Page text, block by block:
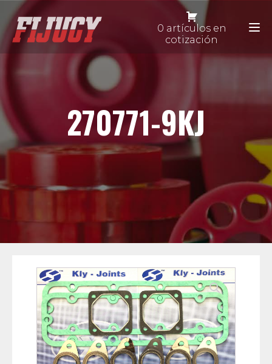
0 artículos en
cotización
270771-9KJ